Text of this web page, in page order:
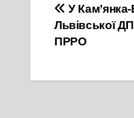
записів
У
Львівської
ПРРО